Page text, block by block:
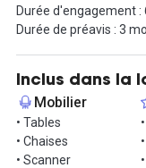
Durée d'engagement :
Durée de préavis : 3
Inclus dans la
Mobilier
• Tables
• Chaises
• Scanner